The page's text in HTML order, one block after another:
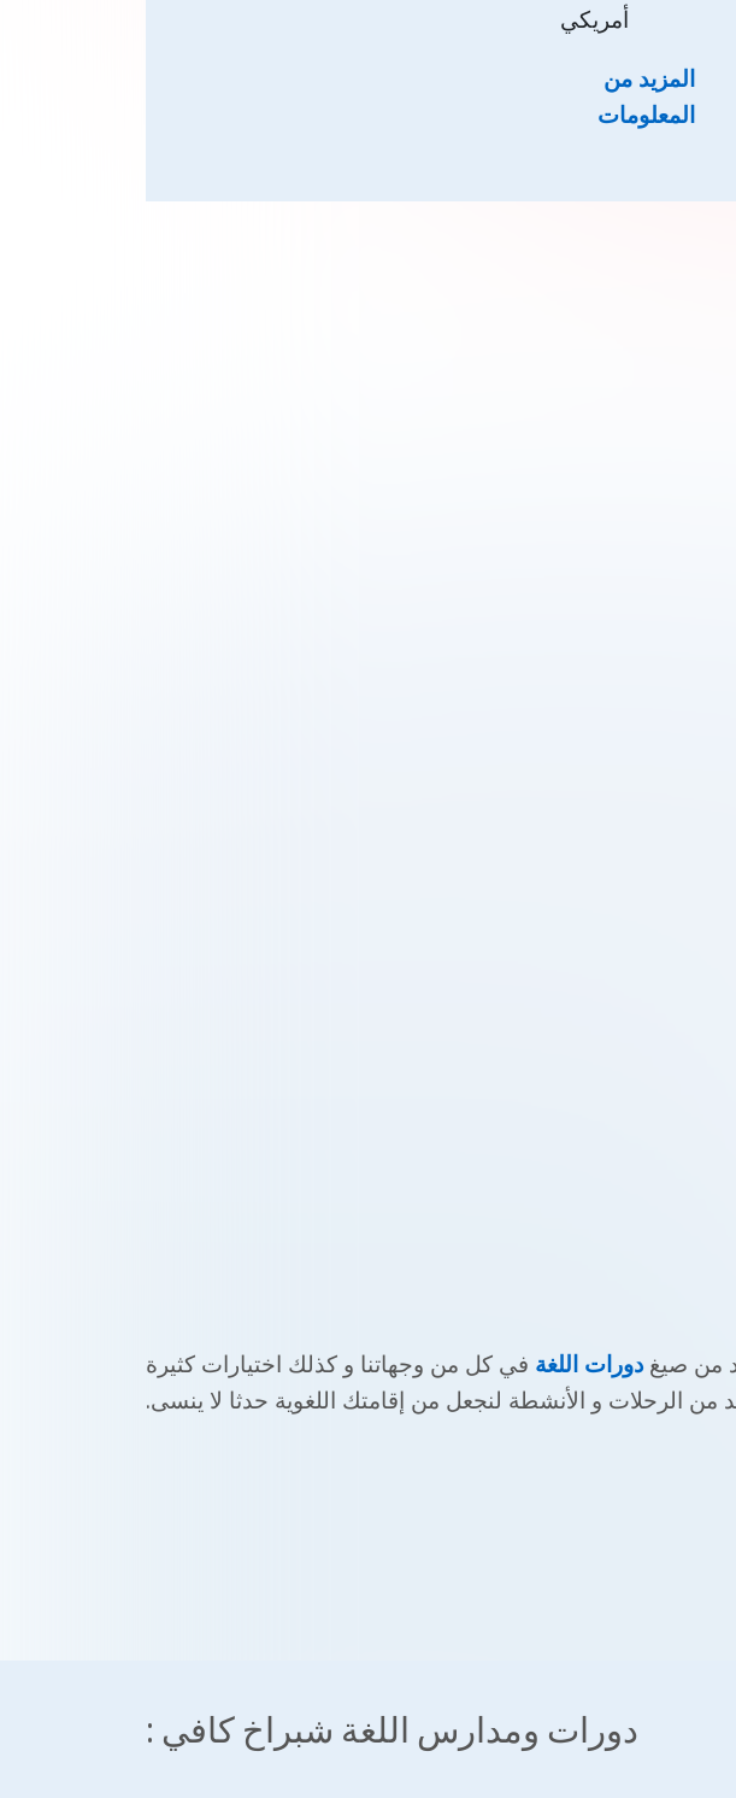
أمريكي
المزيد من
المعلومات
من صيغدورات اللغة في كل من وجهاتنا و كذلك اختيارات كثيرة
من الرحلات و الأنشطة لنجعل من إقامتك اللغوية حدثا لا ينسى.
دورات ومدارس اللغة شبراخ كافي :